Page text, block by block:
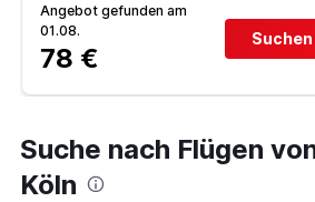
Angebot gefunden am
01.08.
78 €
Suchen
Suche nach Flügen
Köln